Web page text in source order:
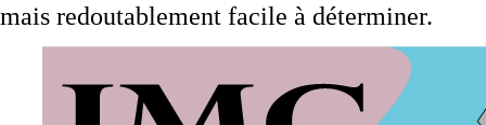
mais redoutablement facile à déterminer.